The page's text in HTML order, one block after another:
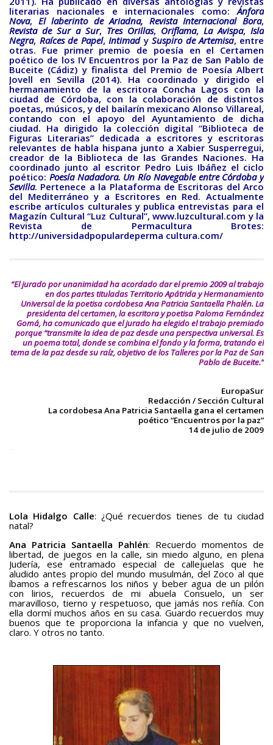
BAQUIANA – ENLACES I
BAQUIANA – ENLACES II
BAQUIANA – ENLACES III
Números Anteriores
BAQUIANA – Números Anteriores (2021 – 2025)
BAQUIANA – Números Anteriores (2016 – 2020)
BAQUIANA – Números Anteriores (2010 – 2015)
BAQUIANA – Números Anteriores (2005 – 2010)
BAQUIANA – Números Anteriores (1999 – 2004)
literarias nacionales e internacionales como:Ánfora
Nova, El laberinto de Ariadna, Revista Internacional Bora,
Revista de Sur a Sur, Tres Orillas, Oriflama, La Avispa, Isla
Negra, Raíces de Papel,IntimadySuspiro de Artemisa, entre
otras. Fue primer premio de poesía en el Certamen
poético de los IV Encuentros por la Paz de San Pablo de
Buceite (Cádiz) y finalista del Premio de Poesía Albert
Jovell en Sevilla (2014). Ha coordinado y dirigido el
hermanamiento de la escritora Concha Lagos con la
ciudad de Córdoba, con la colaboración de distintos
poetas, músicos, y del bailarín mexicano Alonso Villareal,
contando con el apoyo del Ayuntamiento de dicha
ciudad. Ha dirigido la colección digital “Biblioteca de
Figuras Literarias” dedicada a escritores y escritoras
relevantes de habla hispana junto a Xabier Susperregui,
creador de la Biblioteca de las Grandes Naciones. Ha
coordinado junto al escritor Pedro Luis Ibáñez el ciclo
poético: Poesía Nadadora. Un Río Navegable entre Córdoba y
Sevilla. Pertenece a la Plataforma de Escritoras del Arco
del Mediterráneo y a Escritores en Red. Actualmente
escribe artículos culturales y publica entrevistas para el
Magazín Cultural “Luz Cultural”, www.luzcultural.com y la
Revista de Permacultura Brotes:
http://universidadpopulardeperma cultura.com/
“El jurado por unanimidad ha acordado dar el premio 2009 al trabajo
en dos partes tituladas Territorio Apátrida y Hermanamiento
Universal de la poetisa cordobesa Ana Patricia Santaella Phalén. La
presidenta del certamen, la escritora y poetisa Paloma Fernández
Gomá, ha comunicado que el jurado ha elegido el trabajo premiado
porque “transmite la idea de paz desde una perspectiva universal. Es
un poema total, donde se combina el fondo y la forma, tratando el
tema de la paz desde su raíz, objetivo de los Talleres por la Paz de San
Pablo de Buceite.”
EuropaSur
Redacción / Sección Cultural
La cordobesa Ana Patricia Santaella gana el certamen
poético “Encuentros por la paz”
14 de julio de 2009
Lola Hidalgo Calle: ¿Qué recuerdos tienes de tu ciudad
natal?
Ana Patricia Santaella Pahlén: Recuerdo momentos de
libertad, de juegos en la calle, sin miedo alguno, en plena
Judería, ese entramado especial de callejuelas que he
aludido antes propio del mundo musulmán, del Zoco al que
íbamos a refrescarnos los niños y beber agua de un pilón
con lirios, recuerdos de mi abuela Consuelo, un ser
maravilloso, tierno y respetuoso, que jamás nos reñía. Con
ella dormí muchos años en su casa. Guardo recuerdos muy
buenos que te proporciona la infancia y que no vuelven,
claro. Y otros no tanto.